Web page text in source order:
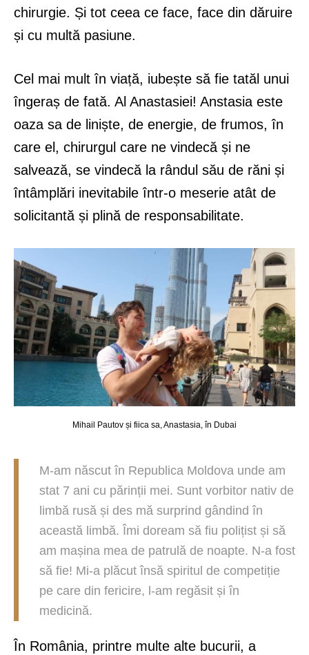
chirurgie. Și tot ceea ce face, face din dăruire
și cu multă pasiune.
Cel mai mult în viață, iubește să fie tatăl unui
îngeraș de fată. Al Anastasiei! Anstasia este
oaza sa de liniște, de energie, de frumos, în
care el, chirurgul care ne vindecă și ne
salvează, se vindecă la rândul său de răni și
întâmplări inevitabile într-o meserie atât de
solicitantă și plină de responsabilitate.
Mihail Pautov și fiica sa, Anastasia, în Dubai
M-am născut în Republica Moldova unde am
stat 7 ani cu părinții mei. Sunt vorbitor nativ de
limbă rusă și des mă surprind gândind în
această limbă. Îmi doream să fiu polițist și să
am mașina mea de patrulă de noapte. N-a fost
să fie! Mi-a plăcut însă spiritul de competiție
pe care din fericire, l-am regăsit și în
medicină.
În România, printre multe alte bucurii, a